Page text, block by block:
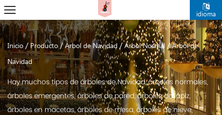
idioma
Inicio/ Producto/Árbol de Navidad /Árbol Normal /Árbol de
Navidad
Hay muchos tipos de árboles de Navidad, árboles normales,
árboles emergentes, árboles de pared, árboles de lápiz,
árboles en macetas, árboles de mesa, árboles de nieve,